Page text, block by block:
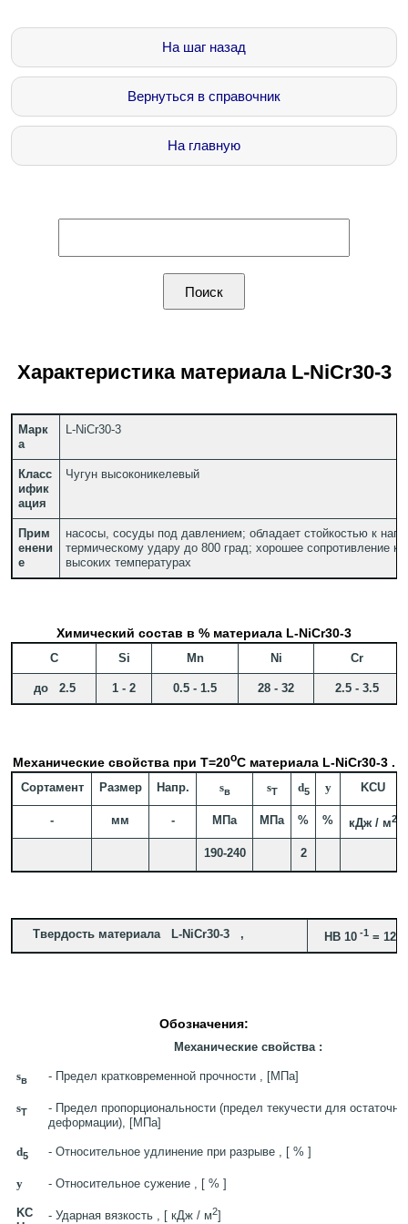
На шаг назад
Вернуться в справочник
На главную
Характеристика материала L-NiCr30-3
Марк
а
L-NiCr30-3
Класс
ифик
ация
Чугун высоконикелевый
Прим
енени
е
насосы, сосуды под давлением; обладает стойкостью к
термическому удару до 800 град; хорошее сопротивление
высоких температурах
Химический состав в % материала L-NiCr30-3
C Si Mn Ni Cr
до 2.5 1 - 2 0.5 - 1.5 28 - 32 2.5 - 3.5
Механические свойства при Т=20oС материала L-NiCr30-3 .
Сортамент Размер Напр. sв sT d5 y KCU
- мм - МПа МПа % % кДж / м2
190-240 2
Твердость материала L-NiCr30-3 , HB 10 -1 =
Обозначения:
Механические свойства :
sв - Предел кратковременной прочности , [МПа]
sT
- Предел пропорциональности (предел текучести для
деформации), [МПа]
d5 - Относительное удлинение при разрыве , [ % ]
y - Относительное сужение , [ % ]
KC
- Ударная вязкость , [ кДж / м2]